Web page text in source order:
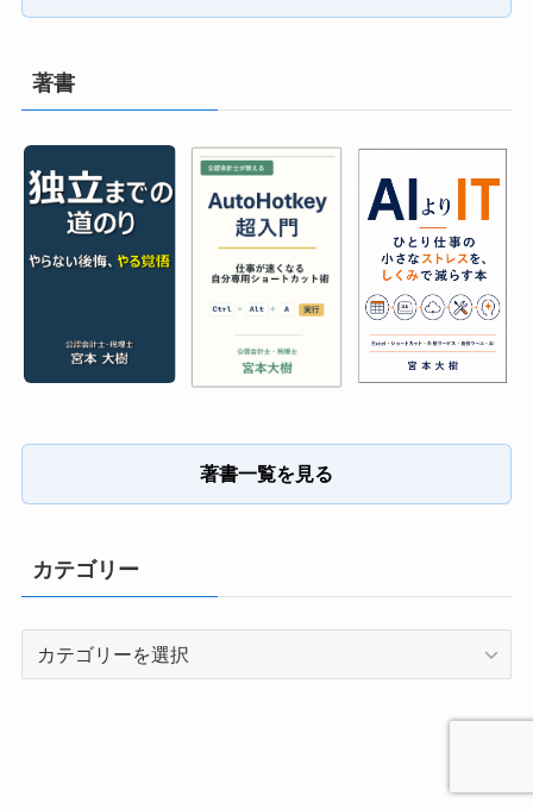
著書
著書一覧を見る
カテゴリー